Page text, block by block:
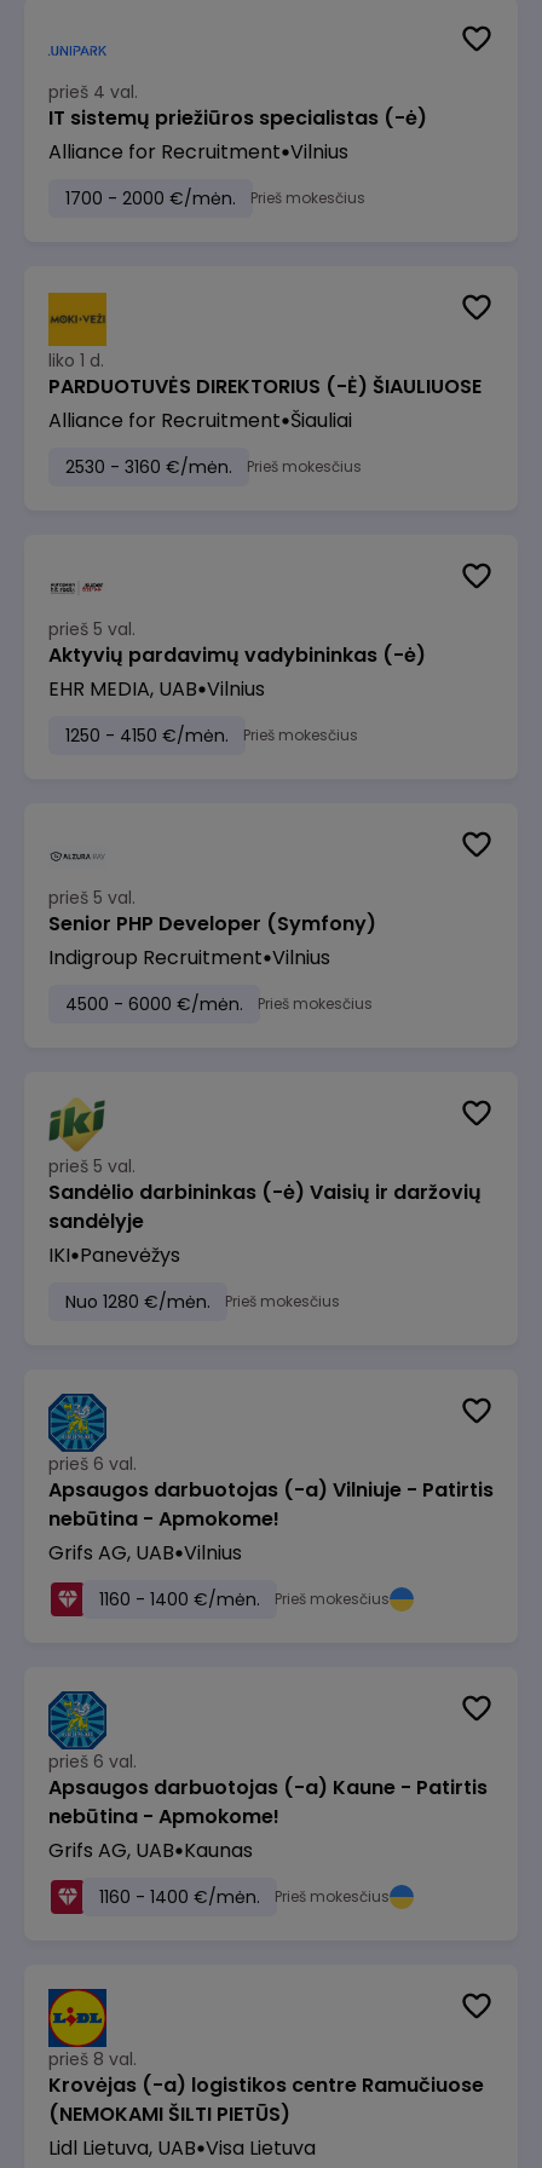
prieš 4 val.
IT sistemų priežiūros specialistas (-ė)
Alliance for Recruitment Vilnius
1700 - 2000 €/mėn. Prieš mokesčius
liko 1 d.
PARDUOTUVĖS DIREKTORIUS (-Ė) ŠIAULIUOSE
Alliance for Recruitment Šiauliai
2530 - 3160 €/mėn. Prieš mokesčius
prieš 5 val.
Aktyvių pardavimų vadybininkas (-ė)
EHR MEDIA, UAB Vilnius
1250 - 4150 €/mėn. Prieš mokesčius
prieš 5 val.
Senior PHP Developer (Symfony)
Indigroup Recruitment Vilnius
4500 - 6000 €/mėn. Prieš mokesčius
prieš 5 val.
Sandėlio darbininkas (-ė) Vaisių ir daržovių
sandėlyje
IKI Panevėžys
Nuo 1280 €/mėn. Prieš mokesčius
prieš 6 val.
Apsaugos darbuotojas (-a) Vilniuje - Patirtis
nebūtina - Apmokome!
Grifs AG, UAB Vilnius
1160 - 1400 €/mėn. Prieš mokesčius
prieš 6 val.
Apsaugos darbuotojas (-a) Kaune - Patirtis
nebūtina - Apmokome!
Grifs AG, UAB Kaunas
1160 - 1400 €/mėn. Prieš mokesčius
prieš 8 val.
Krovėjas (-a) logistikos centre Ramučiuose
(NEMOKAMI ŠILTI PIETŪS)
Lidl Lietuva, UAB Visa Lietuva